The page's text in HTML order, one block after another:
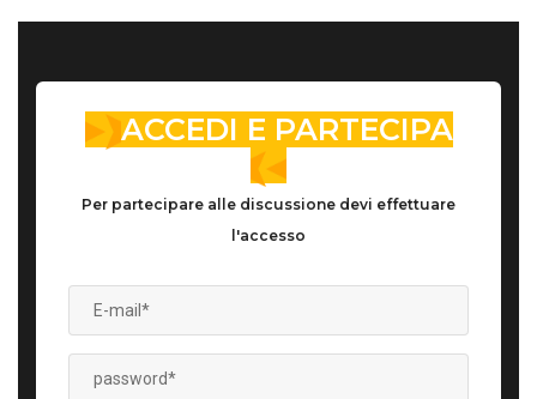
ACCEDI E PARTECIPA
Per partecipare alle discussione devi effettuare
l'accesso